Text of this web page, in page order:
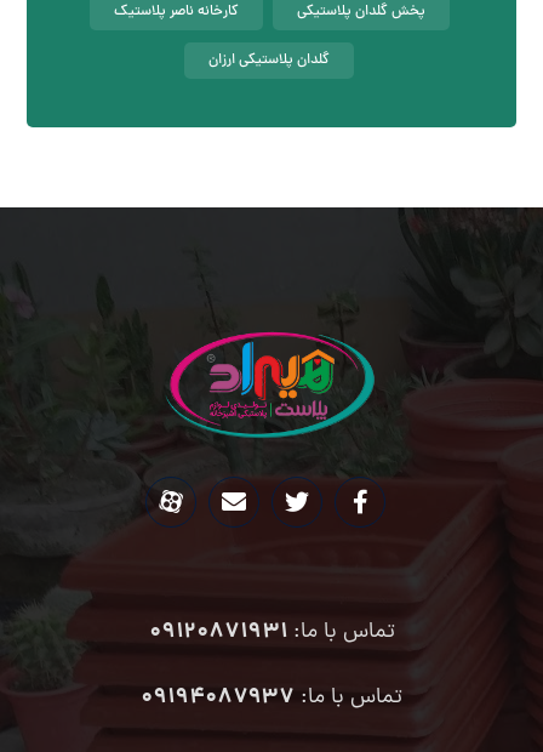
پخش گلدان پلاستیکی کارخانه ناصر پلاستیک
گلدان پلاستیکی ارزان
تماس با ما:09120871931
تماس با ما: ۰۹۱۹۴۰۸۷۹۳۷